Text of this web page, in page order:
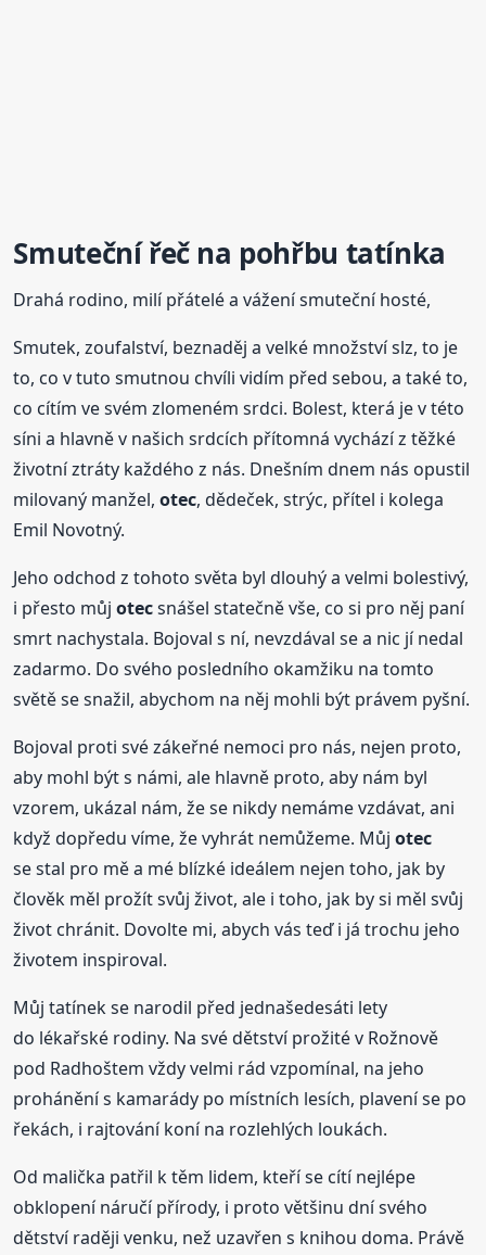
Smuteční řeč na pohřbu tatínka
Drahá rodino, milí přátelé a vážení smuteční hosté,
Smutek, zoufalství, beznaděj a velké množství slz, to je
to, co v tuto smutnou chvíli vidím před sebou, a také to,
co cítím ve svém zlomeném srdci. Bolest, která je v této
síni a hlavně v našich srdcích přítomná vychází z těžké
životní ztráty každého z nás. Dnešním dnem nás opustil
milovaný manžel,otec, dědeček, strýc, přítel i kolega
Emil Novotný.
Jeho odchod z tohoto světa byl dlouhý a velmi bolestivý,
i přesto můjotecsnášel statečně vše, co si pro něj paní
smrt nachystala. Bojoval s ní, nevzdával se a nic jí nedal
zadarmo. Do svého posledního okamžiku na tomto
světě se snažil, abychom na něj mohli být právem pyšní.
Bojoval proti své zákeřné nemoci pro nás, nejen proto,
aby mohl být s námi, ale hlavně proto, aby nám byl
vzorem, ukázal nám, že se nikdy nemáme vzdávat, ani
když dopředu víme, že vyhrát nemůžeme. Můjotec
se stal pro mě a mé blízké ideálem nejen toho, jak by
člověk měl prožít svůj život, ale i toho, jak by si měl svůj
život chránit. Dovolte mi, abych vás teď i já trochu jeho
životem inspiroval.
Můj tatínek se narodil před jednašedesáti lety
do lékařské rodiny. Na své dětství prožité v Rožnově
pod Radhoštem vždy velmi rád vzpomínal, na jeho
prohánění s kamarády po místních lesích, plavení se po
řekách, i rajtování koní na rozlehlých loukách.
Od malička patřil k těm lidem, kteří se cítí nejlépe
obklopení náručí přírody, i proto většinu dní svého
dětství raději venku, než uzavřen s knihou doma. Právě